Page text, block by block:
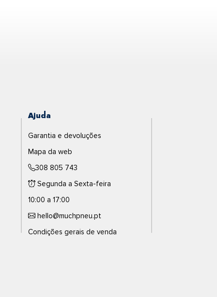
Ajuda
Garantia e devoluções
Mapa da web
308 805 743
Segunda a Sexta-feira
10:00 a 17:00
hello@muchpneu.pt
Condições gerais de venda